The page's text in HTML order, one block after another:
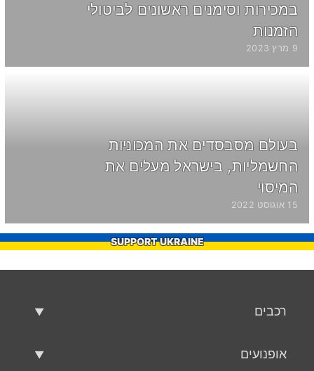
במכירות וסימנים ראשונים לביטולי
הזמנות
9 מרץ 2023
בעולם מסבסדים את המכוניות
החשמליות, בישראל מעלים את
המיסוי
15 אוגוסט 2022
SUPPORT UKRAINE
רכבים
אופנועים